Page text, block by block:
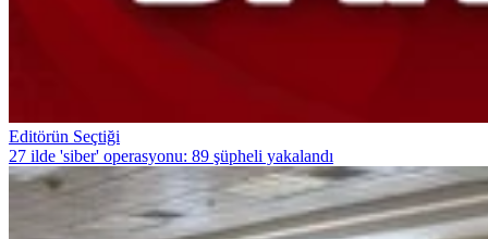
Editörün Seçtiği
27 ilde 'siber' operasyonu: 89 şüpheli yakalandı